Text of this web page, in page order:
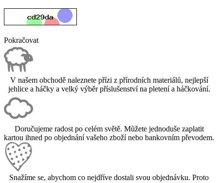
Pokračovat
V našem obchodě naleznete přízi z přírodních materiálů, nejlepší
jehlice a háčky a velký výběr příslušenství na pletení a háčkování.
Doručujeme radost po celém světě. Můžete jednoduše zaplatit
kartou ihned po objednání vašeho zboží nebo bankovním převodem.
Snažíme se, abychom co nejdříve dostali svou objednávku. Proto